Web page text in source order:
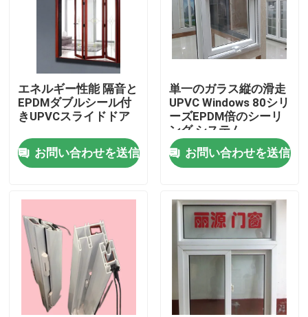
家
プロダクト
私達について
工場旅行
エネルギー性能 隔音と
EPDMダブルシール付
きUPVCスライドドア
お問い合わせを送信
単一のガラス縦の滑走
UPVC Windows 80シリ
ーズEPDM倍のシーリ
ング システム
お問い合わせを送信